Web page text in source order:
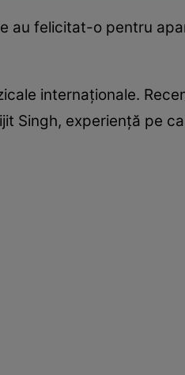
au felicitat-o pentru
internaționale.
Singh, experiență pe